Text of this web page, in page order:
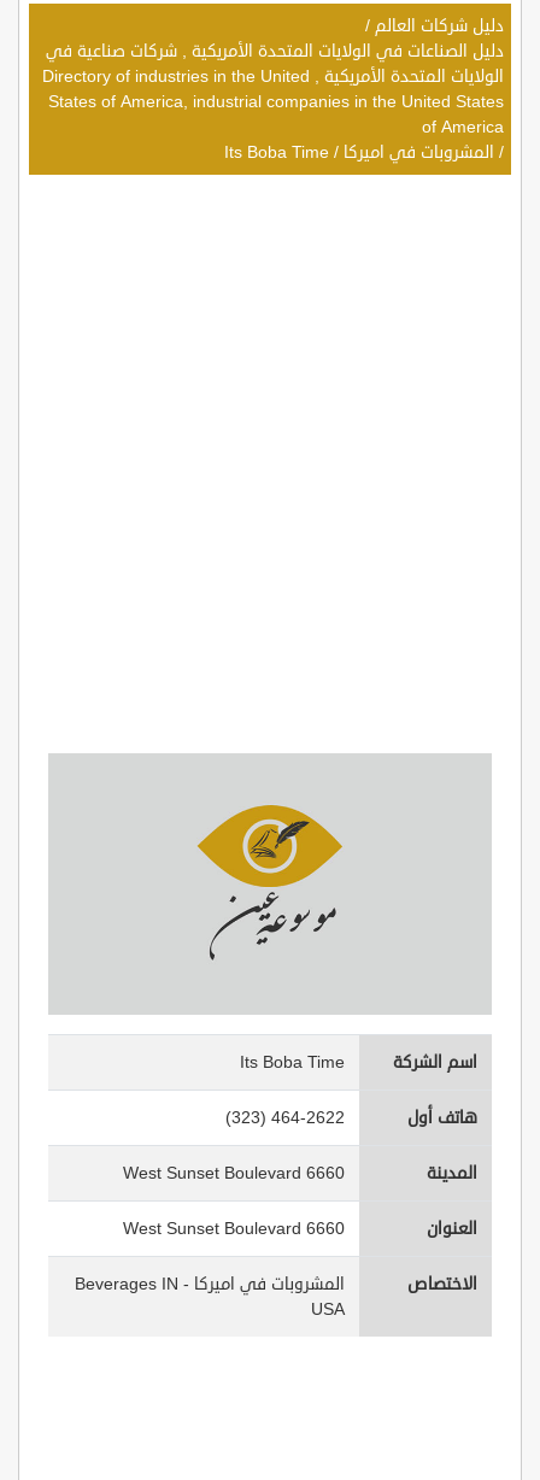
دليل شركات العالم /
دليل الصناعات في الولايات المتحدة الأمريكية , شركات صناعية في
الولايات المتحدة الأمريكية , Directory of industries in the United
States of America, industrial companies in the United States
of America
/ المشروبات في اميركا /
Its Boba Time
اسم الشركة Its Boba Time
هاتف أول (323) 464-2622
المدينة 6660 West Sunset Boulevard
العنوان 6660 West Sunset Boulevard
الاختصاص
المشروبات في اميركا - Beverages IN
USA